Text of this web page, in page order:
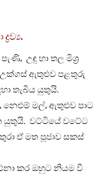
උඳු හා තල මිශ්‍ර
උක්ගස් ඇතුළුව පළතුරු
තැබිය යුතුයි.
මල්, ඇතුළුව පාට
යුතුයි. වට්ටියේ වටේට
ඒ මත පූජාව සකස්
කර ඔහුට නියම වී